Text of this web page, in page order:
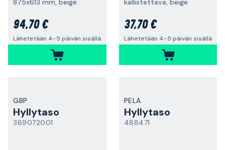
875x613 mm, beige
94,70 €
Lähetetään 4-5 päivän sisällä
kallistettava, beige
37,70 €
Lähetetään 4-5 päivän sisällä
GBP
Hyllytaso
369072001
PELA
Hyllytaso
488471